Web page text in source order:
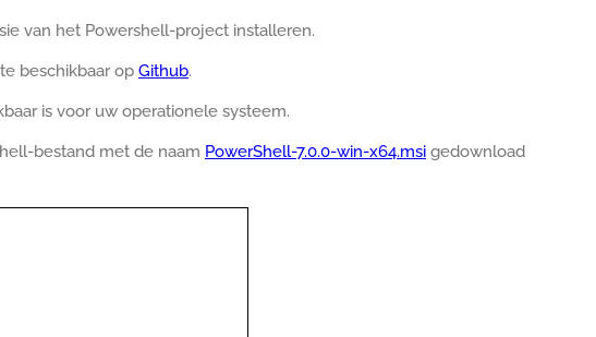
van het Powershell-project installeren.
beschikbaar op Github.
is voor uw operationele systeem.
bestand met de naam PowerShell-7.0.0-win-x64.msi gedownload